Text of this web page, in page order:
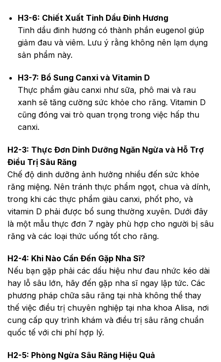
H3-6: Chiết Xuất Tinh Dầu Đinh Hương
Tinh dầu đinh hương có thành phần eugenol giúp
giảm đau và viêm. Lưu ý rằng không nên lạm dụng
sản phẩm này.
H3-7: Bổ Sung Canxi và Vitamin D
Thực phẩm giàu canxi như sữa, phô mai và rau
xanh sẽ tăng cường sức khỏe cho răng. Vitamin D
cũng đóng vai trò quan trọng trong việc hấp thu
canxi.
H2-3: Thực Đơn Dinh Dưỡng Ngăn Ngừa và Hỗ Trợ
Điều Trị Sâu Răng
Chế độ dinh dưỡng ảnh hưởng nhiều đến sức khỏe
răng miệng. Nên tránh thực phẩm ngọt, chua và dính,
trong khi các thực phẩm giàu canxi, phốt pho, và
vitamin D phải được bổ sung thường xuyên. Dưới đây
là một mẫu thực đơn 7 ngày phù hợp cho người bị sâu
răng và các loại thức uống tốt cho răng.
H2-4: Khi Nào Cần Đến Gặp Nha Sĩ?
Nếu bạn gặp phải các dấu hiệu như đau nhức kéo dài
hay lỗ sâu lớn, hãy đến gặp nha sĩ ngay lập tức. Các
phương pháp chữa sâu răng tại nhà không thể thay
thế việc điều trị chuyên nghiệp tại nha khoa Alisa, nơi
cung cấp quy trình khám và điều trị sâu răng chuẩn
quốc tế với chi phí hợp lý.
H2-5: Phòng Ngừa Sâu Răng Hiệu Quả